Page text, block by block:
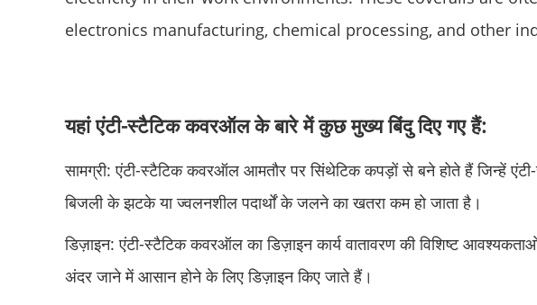
electronics manufacturing, chemical processing, and other
यहां एंटी-स्टैटिक कवरऑल के बारे में कुछ मुख्य बिंदु दिए गए हैं:
सामग्री: एंटी-स्टैटिक कवरऑल आमतौर पर सिंथेटिक कपड़ों से बने होते हैं जिन्हें
बिजली के झटके या ज्वलनशील पदार्थों के जलने का खतरा कम हो जाता है।
डिज़ाइन: एंटी-स्टैटिक कवरऑल का डिज़ाइन कार्य वातावरण की विशिष्ट
अंदर जाने में आसान होने के लिए डिज़ाइन किए जाते हैं।